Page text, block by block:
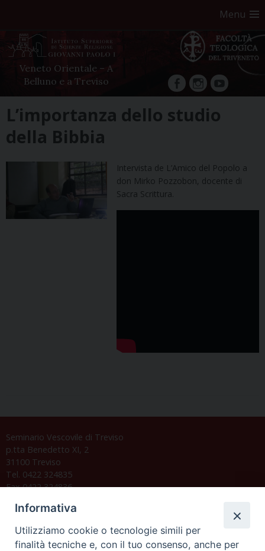
Menu
Veneto Orientale – A
Belluno e a Treviso
facebookInstagram
YouTube
content
L’importanza dello studio
della Bibbia
Intervista de L’Amico del Popolo a
don Mirko Pozzobon, docente di
Sacra Scrittura.
Seminario Vescovile di Treviso
p.tta Benedetto XI, 2
31100 Treviso
Tel. 0422 324835
Fax 0422 324836
C.F. 94004060268
Informativa
Utilizziamo cookie o tecnologie simili per
finalità tecniche e, con il tuo consenso, anche per